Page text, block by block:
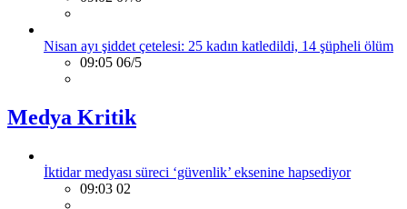
Nisan ayı şiddet çetelesi: 25 kadın katledildi, 14 şüpheli ölüm
09:05 06/5
Medya Kritik
İktidar medyası süreci ‘güvenlik’ eksenine hapsediyor
09:03 02